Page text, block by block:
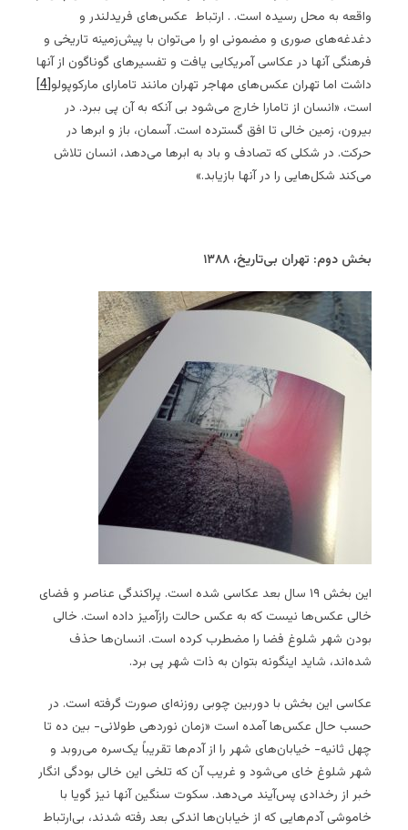
واقعه به محل رسیده است. . ارتباط عکس‌های فریدلندر و
دغدغه‌های صوری و مضمونی او را می‌توان با پیش‌زمینه تاریخی و
فرهنگی آنها در عکاسی آمریکایی یافت و تفسیرهای گوناگون از آنها
داشت اما تهران عکس‌های مهاجر تهران مانند تامارای مارکوپولو[4]
است، «انسان از تامارا خارج می‌شود بی آنکه به آن پی ببرد. در
بیرون، زمین خالی تا افق گسترده است. آسمان، باز و ابرها در
حرکت. در شکلی که تصادف و باد به ابرها می‌دهد، انسان تلاش
می‌کند شکل‌هایی را در آنها بازیابد.»
بخش دوم: تهران بی‌تاریخ، ۱۳۸۸
این بخش ۱۹ سال بعد عکاسی شده است. پراکندگی عناصر و فضای
خالی عکس‌ها نیست که به عکس حالت رازآمیز داده است. خالی
بودن شهر شلوغ فضا را مضطرب کرده است. انسان‌ها حذف
شده‌اند، شاید اینگونه بتوان به ذات شهر پی برد.
عکاسی این بخش با دوربین چوبی روزنه‌ای صورت گرفته است. در
حسب حال عکس‌ها آمده است «زمان نوردهی طولانی- بین ده تا
چهل ثانیه- خیابان‌های شهر را از آدم‌ها تقریباً یک‌سره می‌روبد و
شهر شلوغ خای می‌شود و غریب آن که تلخی این خالی بودگی انگار
خبر از رخدادی پس‌آیند می‌دهد. سکوت سنگین آنها نیز گویا با
خاموشی آدم‌هایی که از خیابان‌ها اندکی بعد رفته شدند، بی‌ارتباط